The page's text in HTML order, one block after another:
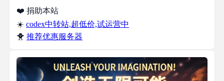
❤️ 捐助本站
☀️ codex中转站,超低价,试运营中
🐥 推荐优惠服务器